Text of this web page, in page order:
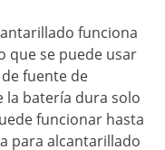
funciona
que se puede usar
fuente de
la batería dura solo
funcionar hasta
para alcantarillado